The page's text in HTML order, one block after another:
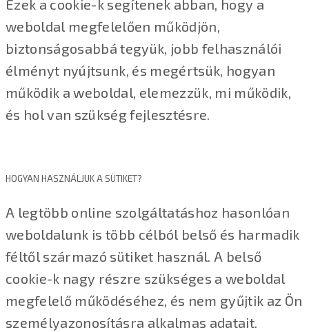
Ezek a cookie-k segítenek abban, hogy a
weboldal megfelelően működjön,
biztonságosabbá tegyük, jobb felhasználói
élményt nyújtsunk, és megértsük, hogyan
működik a weboldal, elemezzük, mi működik,
és hol van szükség fejlesztésre.
HOGYAN HASZNÁLJUK A SÜTIKET?
A legtöbb online szolgáltatáshoz hasonlóan
weboldalunk is több célból belső és harmadik
féltől származó sütiket használ. A belső
cookie-k nagy részre szükséges a weboldal
megfelelő működéséhez, és nem gyűjtik az Ön
személyazonosításra alkalmas adatait.